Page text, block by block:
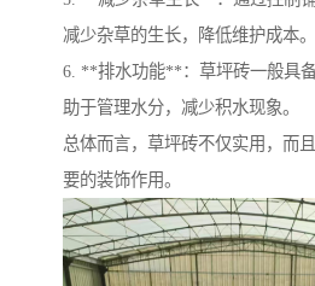
减少杂草的生长，降低维护成本。
6. **排水功能**：草坪砖一般具
助于管理水分，减少积水现象。
总体而言，草坪砖不仅实用，而
要的装饰作用。